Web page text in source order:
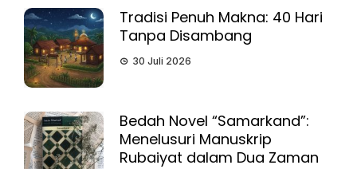
Tradisi Penuh Makna: 40 Hari
Tanpa Disambang
30 Juli 2026
Bedah Novel “Samarkand”:
Menelusuri Manuskrip
Rubaiyat dalam Dua Zaman